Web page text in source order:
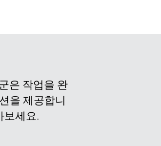
은 작업을 완
을 제공합니
보세요.